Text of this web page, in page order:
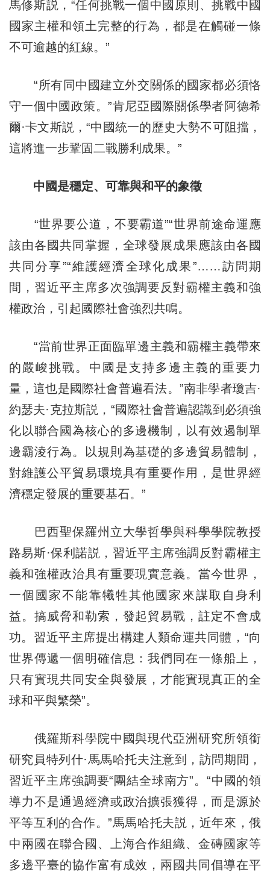
馬修斯説，“任何挑戰一個中國原則、挑戰中國
國家主權和領土完整的行為，都是在觸碰一條
不可逾越的紅線。”
“所有同中國建立外交關係的國家都必須恪
守一個中國政策。”肯尼亞國際關係學者阿德希
爾·卡文斯説，“中國統一的歷史大勢不可阻擋，
這將進一步鞏固二戰勝利成果。”
中國是穩定、可靠與和平的象徵
“世界要公道，不要霸道”“世界前途命運應
該由各國共同掌握，全球發展成果應該由各國
共同分享”“維護經濟全球化成果”……訪問期
間，習近平主席多次強調要反對霸權主義和強
權政治，引起國際社會強烈共鳴。
“當前世界正面臨單邊主義和霸權主義帶來
的嚴峻挑戰。中國是支持多邊主義的重要力
量，這也是國際社會普遍看法。”南非學者瓊吉·
約瑟夫·克拉斯説，“國際社會普遍認識到必須強
化以聯合國為核心的多邊機制，以有效遏制單
邊霸淩行為。以規則為基礎的多邊貿易體制，
對維護公平貿易環境具有重要作用，是世界經
濟穩定發展的重要基石。”
巴西聖保羅州立大學哲學與科學學院教授
路易斯·保利諾説，習近平主席強調反對霸權主
義和強權政治具有重要現實意義。當今世界，
一個國家不能靠犧牲其他國家來謀取自身利
益。搞威脅和勒索，發起貿易戰，註定不會成
功。習近平主席提出構建人類命運共同體，“向
世界傳遞一個明確信息：我們同在一條船上，
只有實現共同安全與發展，才能實現真正的全
球和平與繁榮”。
俄羅斯科學院中國與現代亞洲研究所領銜
研究員特列什·馬馬哈托夫注意到，訪問期間，
習近平主席強調要“團結全球南方”。“中國的領
導力不是通過經濟或政治擴張獲得，而是源於
平等互利的合作。”馬馬哈托夫説，近年來，俄
中兩國在聯合國、上海合作組織、金磚國家等
多邊平臺的協作富有成效，兩國共同倡導在平